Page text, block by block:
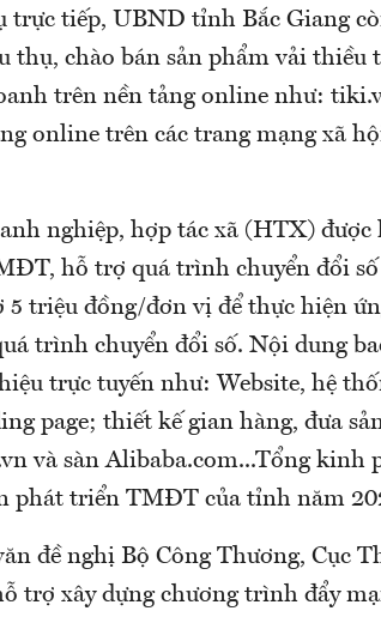
tiếp, UBND tỉnh Bắc Giang
chào bán sản phẩm vải thiều
trên nền tảng online như:
online trên các trang mạng xã
nghiệp, hợp tác xã (HTX) được
hỗ trợ quá trình chuyển đổi
5 triệu đồng/đơn vị để thực hiện
trình chuyển đổi số. Nội dung
trực tuyến như: Website, hệ
page; thiết kế gian hàng, đưa
và sàn Alibaba.com...Tổng kinh
phát triển TMĐT của tỉnh năm
đề nghị Bộ Công Thương, Cục
trợ xây dựng chương trình đẩy